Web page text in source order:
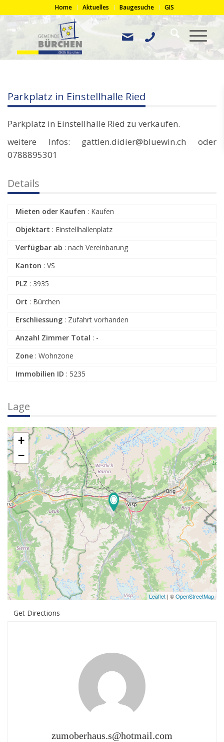
Home Aktuelles Baugesuche GIS
Parkplatz in Einstellhalle Ried
Parkplatz in Einstellhalle Ried zu verkaufen.
weitere Infos: gattlen.didier@bluewin.ch oder
0788895301
Details
Mieten oder Kaufen : Kaufen
Objektart : Einstellhallenplatz
Verfügbar ab : nach Vereinbarung
Kanton : VS
PLZ : 3935
Ort : Bürchen
Erschliessung : Zufahrt vorhanden
Anzahl Zimmer Total : -
Zone : Wohnzone
Immobilien ID : 5235
Lage
+
−
Leaflet | ©OpenStreetMap
Get Directions
zumoberhaus.s@hotmail.com